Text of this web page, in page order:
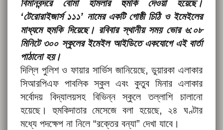
বিমানবন্দরে বোমা হামলার হুমকি দেওয়া হয়েছে।
‘টেরোরাইজার্স ১১১’ নামের একটি গোষ্ঠী চিঠি ও ইমেইলের
মাধ্যমে হুমকি দিয়েছে। রবিবার স্থানীয় সময় ভোর ৬:০৮
মিনিটে ৩০০ স্কুলের ইমেইল আইডিতে একযোগে এই বার্তা
পাঠানো হয়।
দিল্লি পুলিশ ও ফায়ার সার্ভিস জানিয়েছে, ডুয়ারকা এলাকার
সিআরপিএফ পাবলিক স্কুল এবং কুতুব মিনার এলাকার
সর্বোদয় বিদ্যালয়সহ বিভিন্ন স্কুলে তল্লাশি চালানো
হয়েছে। হুমকিদাতার মেসেজে বলা হয়েছে, ২৪ ঘণ্টার
মধ্যে পদক্ষেপ না নিলে “রক্তের বন্যা” দেখা যাবে।